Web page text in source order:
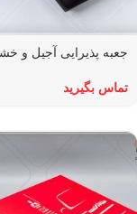
جعبه پذیرایی آجیل و
تماس بگیرید